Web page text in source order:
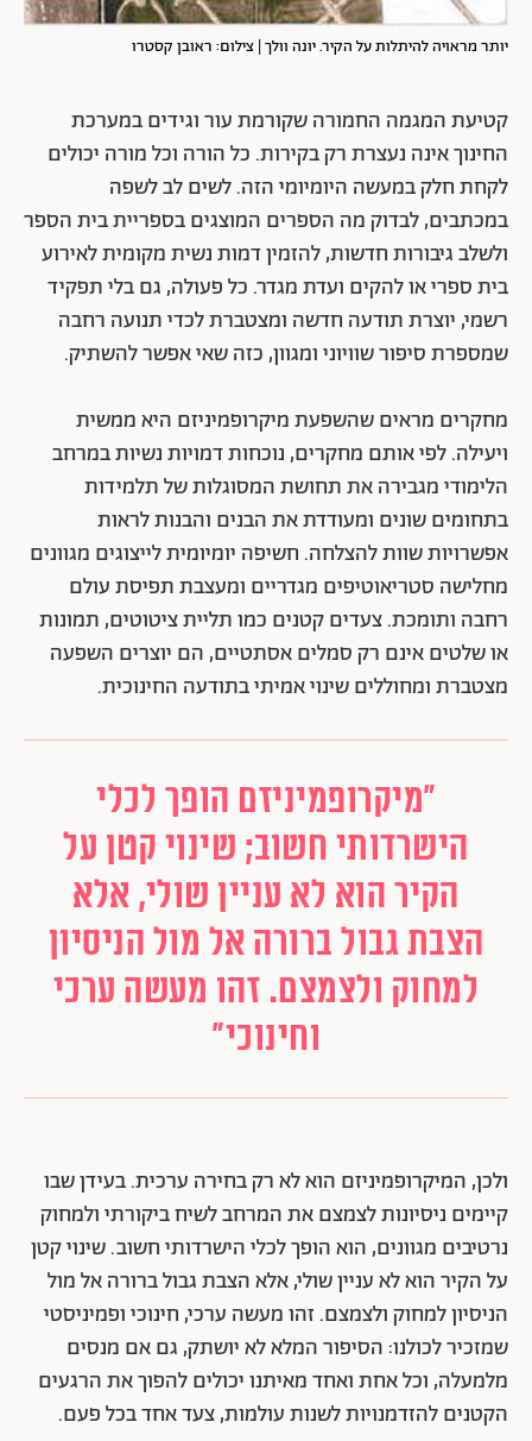
יותר מראויה להיתלות על הקיר. יונה וולך | צילום: ראובן קסטרו
קטיעת המגמה החמורה שקורמת עור וגידים במערכת
החינוך אינה נעצרת רק בקירות. כל הורה וכל מורה יכולים
לקחת חלק במעשה היומיומי הזה. לשים לב לשפה
במכתבים, לבדוק מה הספרים המוצגים בספריית בית הספר
ולשלב גיבורות חדשות, להזמין דמות נשית מקומית לאירוע
בית ספרי או להקים ועדת מגדר. כל פעולה, גם בלי תפקיד
רשמי, יוצרת תודעה חדשה ומצטברת לכדי תנועה רחבה
שמספרת סיפור שוויוני ומגוון, כזה שאי אפשר להשתיק.
מחקרים מראים שהשפעת מיקרופמיניזם היא ממשית
ויעילה. לפי אותם מחקרים, נוכחות דמויות נשיות במרחב
הלימודי מגבירה את תחושת המסוגלות של תלמידות
בתחומים שונים ומעודדת את הבנים והבנות לראות
אפשרויות שוות להצלחה. חשיפה יומיומית לייצוגים מגוונים
מחלישה סטריאוטיפים מגדריים ומעצבת תפיסת עולם
רחבה ותומכת. צעדים קטנים כמו תליית ציטוטים, תמונות
או שלטים אינם רק סמלים אסתטיים, הם יוצרים השפעה
מצטברת ומחוללים שינוי אמיתי בתודעה החינוכית.
"מיקרופמיניזם הופך לכלי
הישרדותי חשוב; שינוי קטן על
הקיר הוא לא עניין שולי, אלא
הצבת גבול ברורה אל מול הניסיון
למחוק ולצמצם. זהו מעשה ערכי
וחינוכי"
ולכן, המיקרופמיניזם הוא לא רק בחירה ערכית. בעידן שבו
קיימים ניסיונות לצמצם את המרחב לשיח ביקורתי ולמחוק
נרטיבים מגוונים, הוא הופך לכלי הישרדותי חשוב. שינוי קטן
על הקיר הוא לא עניין שולי, אלא הצבת גבול ברורה אל מול
הניסיון למחוק ולצמצם. זהו מעשה ערכי, חינוכי ופמיניסטי
שמזכיר לכולנו: הסיפור המלא לא יושתק, גם אם מנסים
מלמעלה, וכל אחת ואחד מאיתנו יכולים להפוך את הרגעים
הקטנים להזדמנויות לשנות עולמות, צעד אחד בכל פעם.